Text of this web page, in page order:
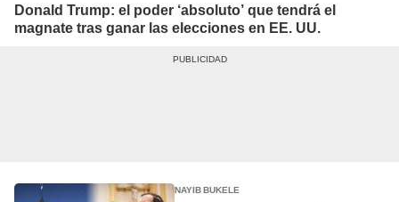
Donald Trump: el poder ‘absoluto’ que tendrá el
magnate tras ganar las elecciones en EE. UU.
NAYIB BUKELE